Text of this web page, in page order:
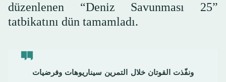
düzenlenen “Deniz Savunması 25”
tatbikatını dün tamamladı.
ونفّذت القوتان خلال التمرين سيناريوهات وفرضيات